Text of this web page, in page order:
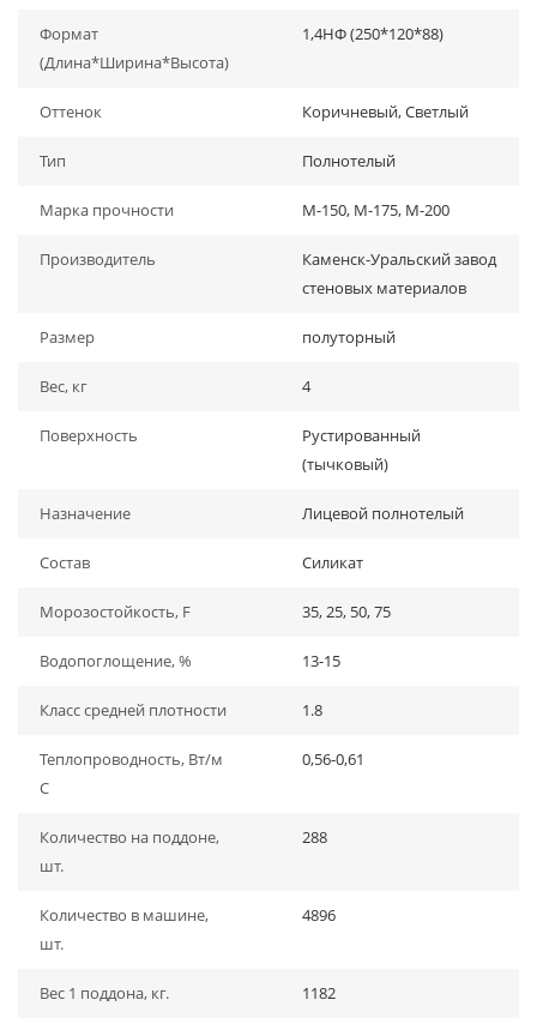
Формат
(Длина*Ширина*Высота)
1,4НФ (250*120*88)
Оттенок Коричневый, Светлый
Тип Полнотелый
Марка прочности М-150, М-175, М-200
Производитель
Каменск-Уральский завод
стеновых материалов
Размер полуторный
Вес, кг 4
Поверхность
Рустированный
(тычковый)
Назначение Лицевой полнотелый
Состав Силикат
Морозостойкость, F 35, 25, 50, 75
Водопоглощение, % 13-15
Класс средней плотности 1.8
Теплопроводность, Вт/м
С
0,56-0,61
Количество на поддоне,
шт.
288
Количество в машине,
шт.
4896
Вес 1 поддона, кг. 1182